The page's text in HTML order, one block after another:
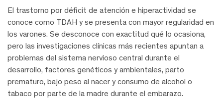
El trastorno por déficit de atención e hiperactividad se
conoce como TDAH y se presenta con mayor regularidad en
los varones. Se desconoce con exactitud qué lo ocasiona,
pero las investigaciones clínicas más recientes apuntan a
problemas del sistema nervioso central durante el
desarrollo, factores genéticos y ambientales, parto
prematuro, bajo peso al nacer y consumo de alcohol o
tabaco por parte de la madre durante el embarazo.